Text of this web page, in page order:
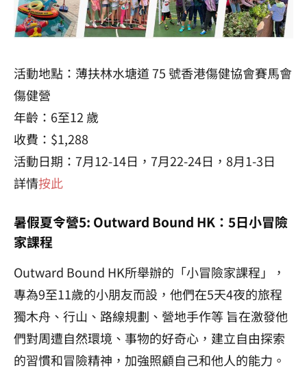
活動地點：薄扶林水塘道 75 號香港傷健協會賽馬會
傷健營
年齡：6至12 歲
收費：$1,288
活動日期：7月12-14日，7月22-24日，8月1-3日
詳情按此
暑假夏令營5: Outward Bound HK：5日小冒險
家課程
Outward Bound HK所舉辦的「小冒險家課程」，
專為9至11歲的小朋友而設，他們在5天4夜的旅程
獨木舟、行山、路線規劃、營地手作等 旨在激發他
們對周遭自然環境、事物的好奇心，建立自由探索
的習慣和冒險精神，加強照顧自己和他人的能力。